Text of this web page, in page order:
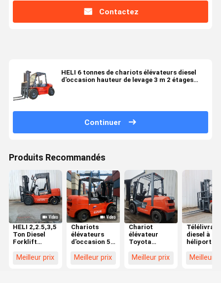
Contactez
HELI 6 tonnes de chariots élévateurs diesel
d'occasion hauteur de levage 3 m 2 étages
Continuer
Produits Recommandés
HELI 2,2.5,3,5
Ton Diesel
Forklift
excellent état
Meilleur prix
Chariots
élévateurs
d'occasion 5t
Fournisseurs
Meilleur prix
Chariot
élévateur
Toyota
tonnes GPL
Meilleur prix
diesel à
héliport de
rouge avec
Meilleur